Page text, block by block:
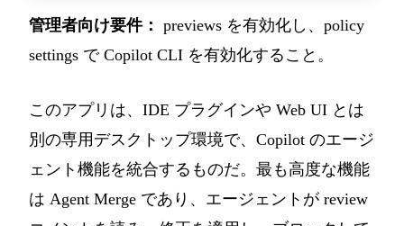
管理者向け要件： previews を有効化し、policy
settings で Copilot CLI を有効化すること。
このアプリは、IDE プラグインや Web UI とは
別の専用デスクトップ環境で、Copilot のエージ
ェント機能を統合するものだ。最も高度な機能
は Agent Merge であり、エージェントが review